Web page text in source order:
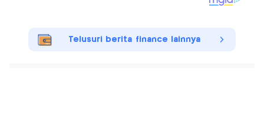
Telusuri berita finance lainnya